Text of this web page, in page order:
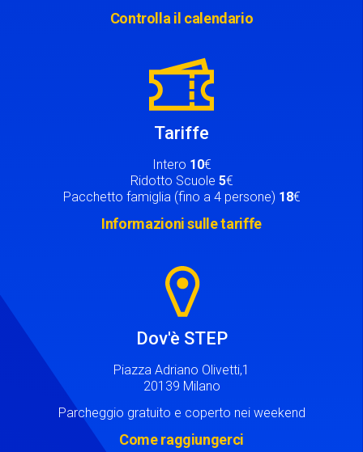
Controlla il calendario
Tariffe
Intero 10€
Ridotto Scuole 5€
Pacchetto famiglia (fino a 4 persone) 18€
Informazioni sulle tariffe
Dov'è STEP
Piazza Adriano Olivetti,1
20139 Milano
Parcheggio gratuito e coperto nei weekend
Come raggiungerci